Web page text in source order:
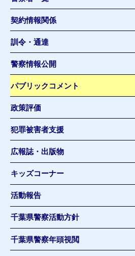
契約情報関係
訓令・通達
警察情報公開
パブリックコメント
政策評価
犯罪被害者支援
広報誌・出版物
キッズコーナー
活動報告
千葉県警察活動方針
千葉県警察年頭視閲